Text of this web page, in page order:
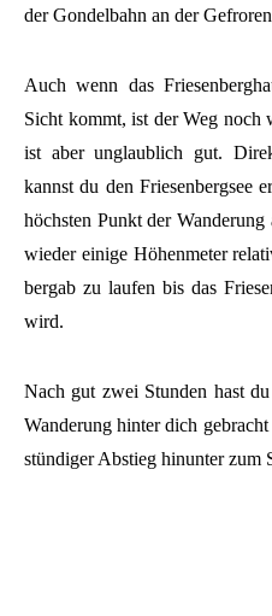
der Gondelbahn an der
Auch wenn das
Sicht kommt, ist der Weg noch
ist aber unglaublich gut.
kannst du den Friesenbergsee
höchsten Punkt der
wieder einige Höhenmeter
bergab zu laufen bis das
wird.
Nach gut zwei Stunden hast
Wanderung hinter dich
stündiger Abstieg hinunter zum